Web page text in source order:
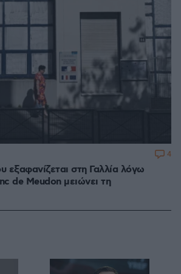
εξαφανίζεται στη Γαλλία λόγω
de Meudon μειώνει τη
4